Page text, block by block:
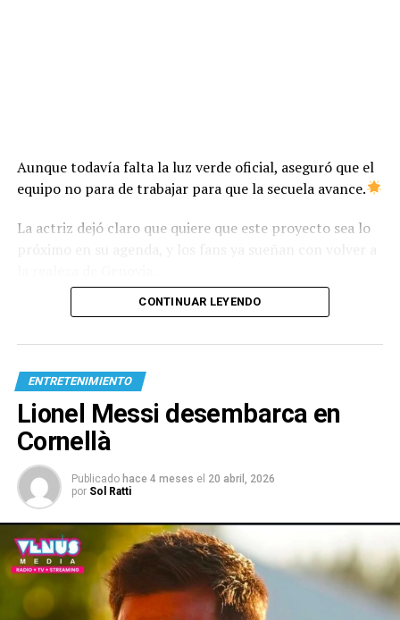
Aunque todavía falta la luz verde oficial, aseguró que el
equipo no para de trabajar para que la secuela avance.
La actriz dejó claro que quiere que este proyecto sea lo
CONTINUAR LEYENDO
ENTRETENIMIENTO
Lionel Messi desembarca en
Cornellà
Publicado hace 4 meses el 20 abril, 2026
por Sol Ratti